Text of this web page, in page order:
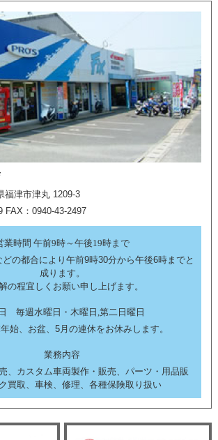
津市津丸 1209-3
FAX：0940-43-2497
業時間 午前9時～午後19時まで
の都合により午前9時30分から午後6時までと
成ります。
の程宜しくお願い申し上げます。
毎週水曜日・木曜日,第二日曜日
始、お盆、5月の連休をお休みします。
業務内容
、カスタム車両製作・販売、パーツ・用品販
買取、車検、修理、各種保険取り扱い